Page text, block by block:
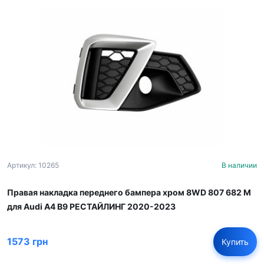
Артикул: 10265 В наличии
Правая накладка переднего бампера хром 8WD 807 682 M
для Audi A4 B9 РЕСТАЙЛИНГ 2020-2023
1573 грн Купить